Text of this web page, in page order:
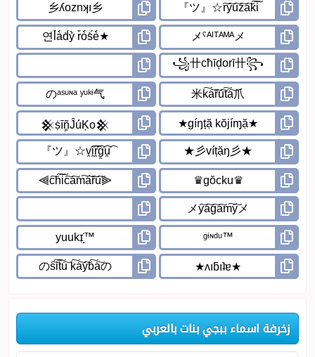
زخرفة اسماء ببجي بنات بالعربي